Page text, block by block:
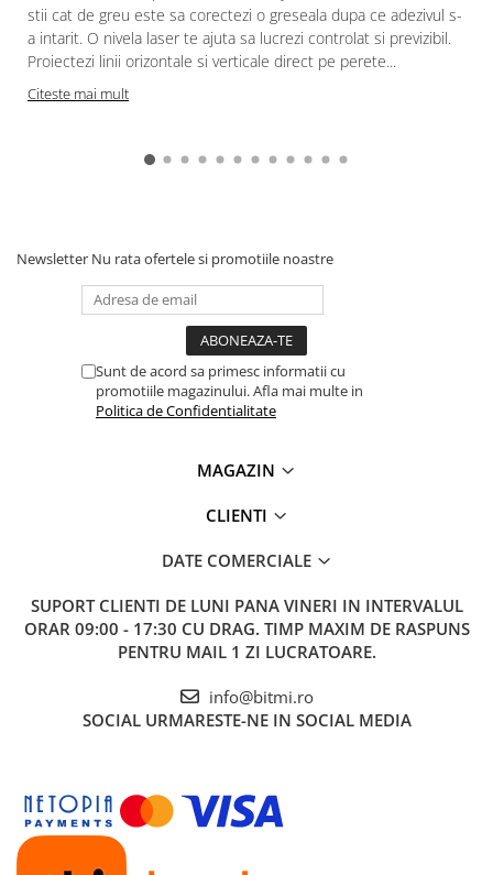
stii cat de greu este sa corectezi o greseala dupa ce adezivul s-
a intarit. O nivela laser te ajuta sa lucrezi controlat si previzibil.
Proiectezi linii orizontale si verticale direct pe perete...
Citeste mai mult
Newsletter Nu rata ofertele si promotiile noastre
Sunt de acord sa primesc informatii cu
promotiile magazinului. Afla mai multe in
Politica de Confidentialitate
MAGAZIN
CLIENTI
DATE COMERCIALE
SUPORT CLIENTI DE LUNI PANA VINERI IN INTERVALUL
ORAR 09:00 - 17:30 CU DRAG. TIMP MAXIM DE RASPUNS
PENTRU MAIL 1 ZI LUCRATOARE.
info@bitmi.ro
SOCIAL URMARESTE-NE IN SOCIAL MEDIA